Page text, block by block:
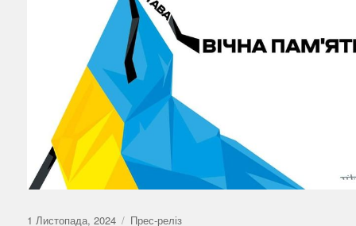
Оприлюднено
1 Листопада, 2024 Категорії
Прес-реліз